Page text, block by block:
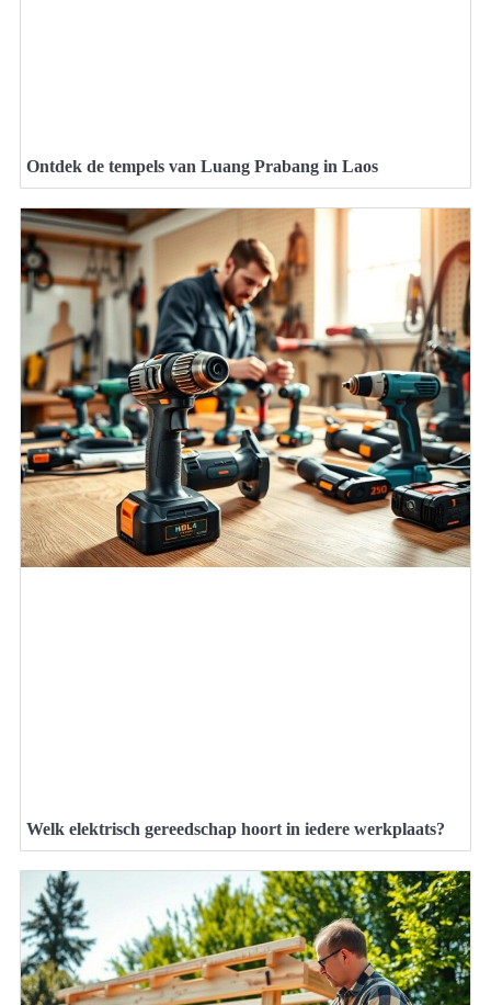
Ontdek de tempels van Luang Prabang in Laos
Welk elektrisch gereedschap hoort in iedere werkplaats?